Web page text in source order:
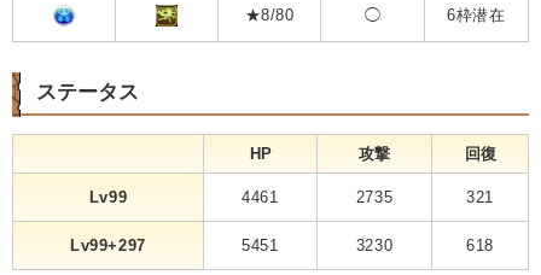
★8/80 ◯ 6枠潜在
ステータス
HP 攻撃 回復
Lv99 4461 2735 321
Lv99+297 5451 3230 618